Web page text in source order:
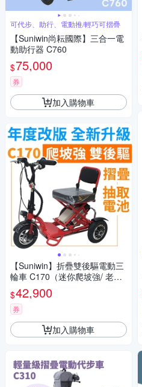
可代步、助行、電動推/輕巧可摺疊
【Suniwin尚耘國際】三合一電
動助行器 C760
$75,000
券
加入購物車
【Suniwin】折疊雙後驅電動三
輪車 C170（迷你爬坡強/ 老年
代步車/ 室內戶外出遊）
$42,900
券
加入購物車